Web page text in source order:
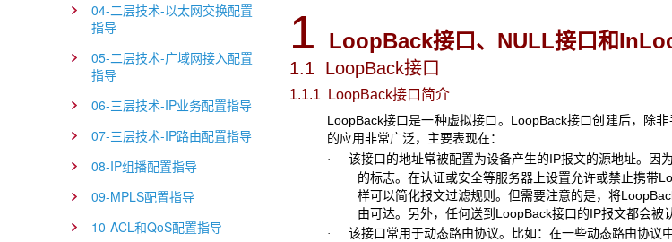
04-二层技术-以太网交换配置
指导
05-二层技术-广域网接入配置
指导
06-三层技术-IP业务配置指导
07-三层技术-IP路由配置指导
08-IP组播配置指导
09-MPLS配置指导
10-ACL和QoS配置指导
1 LoopBack接口、NULL接口和
1.1 LoopBack接口
1.1.1 LoopBack接口简介
LoopBack接口是一种虚拟接口。LoopBack接口创建后，除
的应用非常广泛，主要表现在：
· 该接口的地址常被配置为设备产生的IP报文的源地址。因
的标志。在认证或安全等服务器上设置允许或禁止携带
样可以简化报文过滤规则。但需要注意的是，将
由可达。另外，任何送到LoopBack接口的IP报文都会被
· 该接口常用于动态路由协议。比如：在一些动态路由协议